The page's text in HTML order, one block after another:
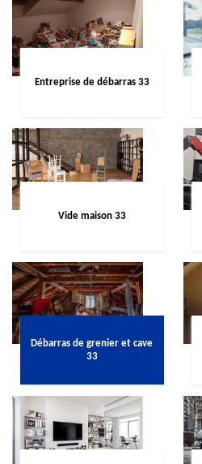
Entreprise de débarras 33
Vide maison 33
Débarras de grenier et cave
33